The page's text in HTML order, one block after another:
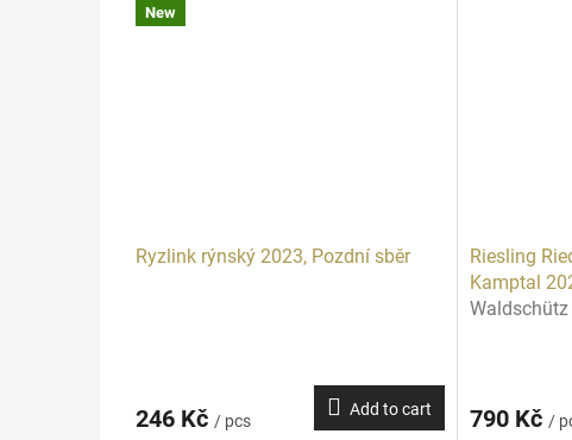
New
Ryzlink rýnský 2023, Pozdní sběr
246 Kč / pcs
Add to cart
Riesling
Kamptal
Waldschütz
790 Kč /